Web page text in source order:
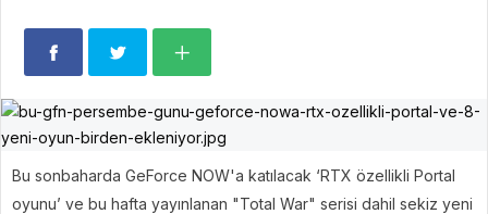
Bu sonbaharda GeForce NOW'a katılacak ‘RTX özellikli Portal
oyunu’ ve bu hafta yayınlanan "Total War" serisi dahil sekiz yeni